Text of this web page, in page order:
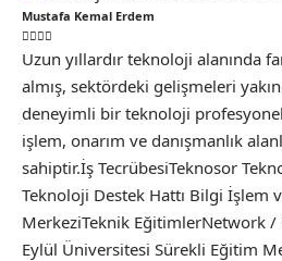
Mustafa Kemal Erdem
Uzun yıllardır teknoloji alanında
almış, sektördeki gelişmeleri
deneyimli bir teknoloji
işlem, onarım ve danışmanlık
sahiptir.İş TecrübesiTeknosor
Teknoloji Destek Hattı Bilgi İşlem
MerkeziTeknik EğitimlerNetwork
Eylül Üniversitesi Sürekli Eğitim